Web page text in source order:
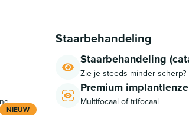
NIEUW
Staarbehandeling
Staarbehandeling
Zie je steeds minder scherp?
Premium
Multifocaal of trifocaal